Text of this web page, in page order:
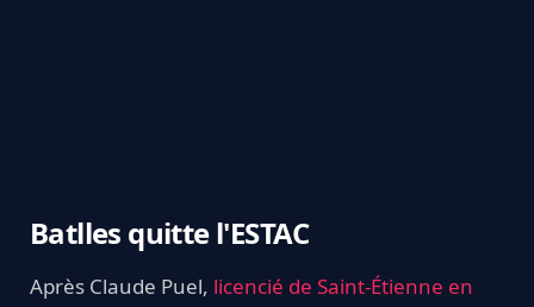
Batlles quitte l'ESTAC
Après Claude Puel, licencié de Saint-Étienne en